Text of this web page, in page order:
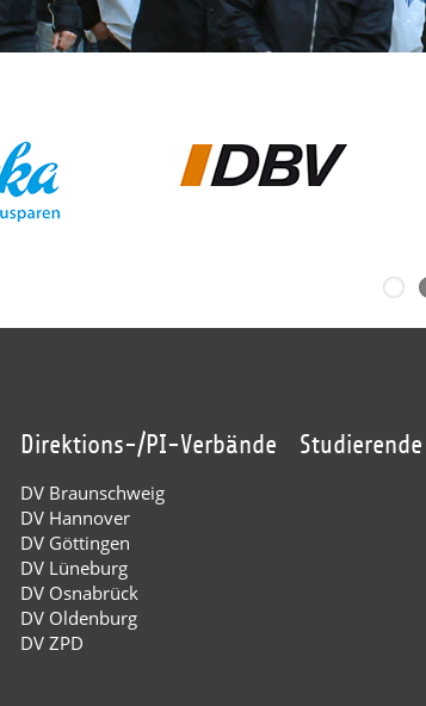
Direktions-/PI-Verbände
DV Braunschweig
DV Hannover
DV Göttingen
DV Lüneburg
DV Osnabrück
DV Oldenburg
DV ZPD
Studierende